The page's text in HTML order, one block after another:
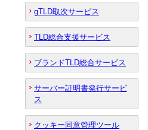
gTLD取次サービス
TLD総合支援サービス
ブランドTLD総合サービス
サーバー証明書発行サービ
ス
クッキー同意管理ツール